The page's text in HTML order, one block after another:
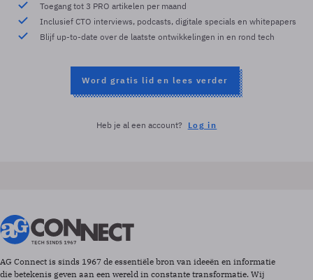
Toegang tot 3 PRO artikelen per maand
Inclusief CTO interviews, podcasts, digitale specials en whitepapers
Blijf up-to-date over de laatste ontwikkelingen in en rond tech
Word gratis lid en lees verder
Heb je al een account? Log in
AG Connect is sinds 1967 de essentiële bron van ideeën en informatie
die betekenis geven aan een wereld in constante transformatie. Wij